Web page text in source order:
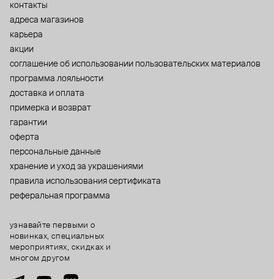
контакты
адреса магазинов
карьера
акции
cоглашение об использовании пользовательских материалов
программа лояльности
доставка и оплата
примерка и возврат
гарантии
оферта
персональные данные
хранение и уход за украшениями
правила использования сертификата
реферальная программа
узнавайте первыми о
новинках, специальных
мероприятиях, скидках и
многом другом